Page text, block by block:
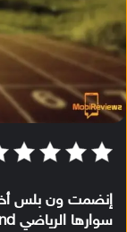
إنضمت ون بلس